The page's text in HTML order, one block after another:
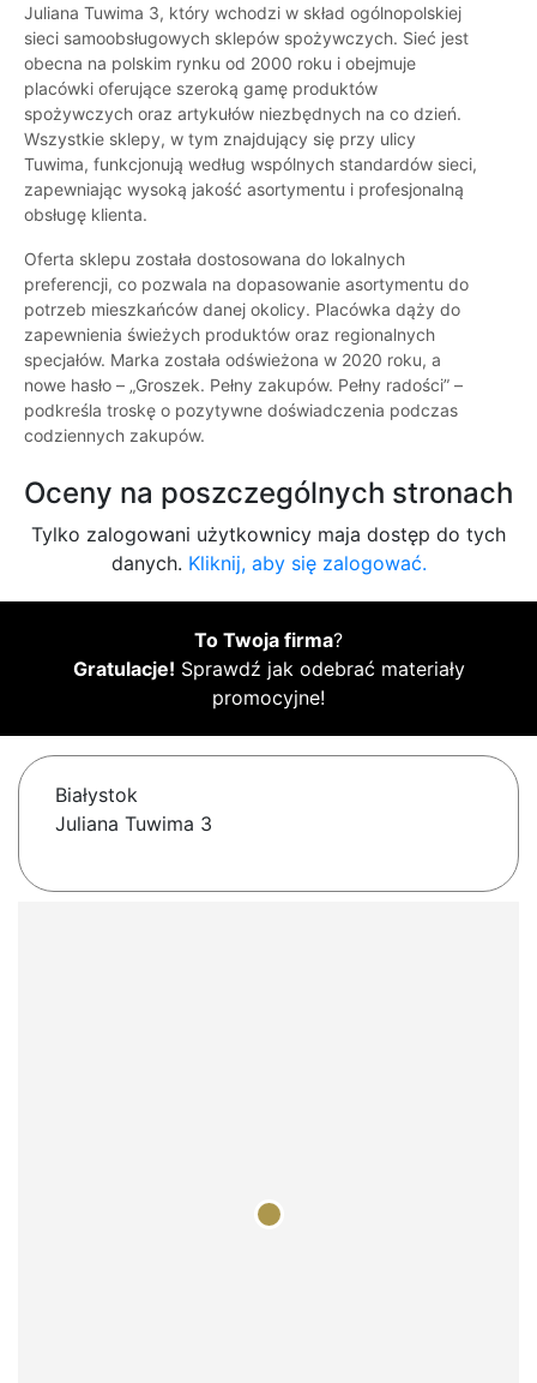
Juliana Tuwima 3, który wchodzi w skład ogólnopolskiej
sieci samoobsługowych sklepów spożywczych. Sieć jest
obecna na polskim rynku od 2000 roku i obejmuje
placówki oferujące szeroką gamę produktów
spożywczych oraz artykułów niezbędnych na co dzień.
Wszystkie sklepy, w tym znajdujący się przy ulicy
Tuwima, funkcjonują według wspólnych standardów sieci,
zapewniając wysoką jakość asortymentu i profesjonalną
obsługę klienta.
Oferta sklepu została dostosowana do lokalnych
preferencji, co pozwala na dopasowanie asortymentu do
potrzeb mieszkańców danej okolicy. Placówka dąży do
zapewnienia świeżych produktów oraz regionalnych
specjałów. Marka została odświeżona w 2020 roku, a
nowe hasło – „Groszek. Pełny zakupów. Pełny radości” –
podkreśla troskę o pozytywne doświadczenia podczas
codziennych zakupów.
Oceny na poszczególnych stronach
Tylko zalogowani użytkownicy maja dostęp do tych
danych. Kliknij, aby się zalogować.
To Twoja firma?
Gratulacje! Sprawdź jak odebrać materiały
promocyjne!
Białystok
Juliana Tuwima 3